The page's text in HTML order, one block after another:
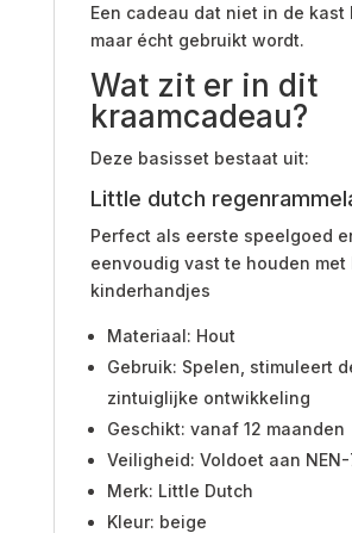
Een cadeau dat niet in de kast
maar écht gebruikt wordt.
Wat zit er in dit
kraamcadeau?
Deze basisset bestaat uit:
Little dutch
Perfect als eerste speelgoed
eenvoudig vast te houden met
kinderhandjes
Materiaal: Hout
Gebruik: Spelen, stimuleert
zintuiglijke ontwikkeling
Geschikt: vanaf 12 maanden
Veiligheid: Voldoet aan NEN-
Merk: Little Dutch
Kleur: beige